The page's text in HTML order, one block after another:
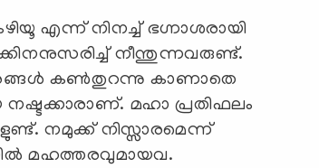
എന്ന് നിനച്ച് ഭഗ്നാശരായി
നീന്തുന്നവരുണ്ട്.
കൺ‌തുറന്നു കാണാതെ
നഷ്ടക്കാരാണ്. മഹാ പ്രതിഫലം
നമുക്ക് നിസ്സാരമെന്ന്
മഹത്തരവുമായവ.